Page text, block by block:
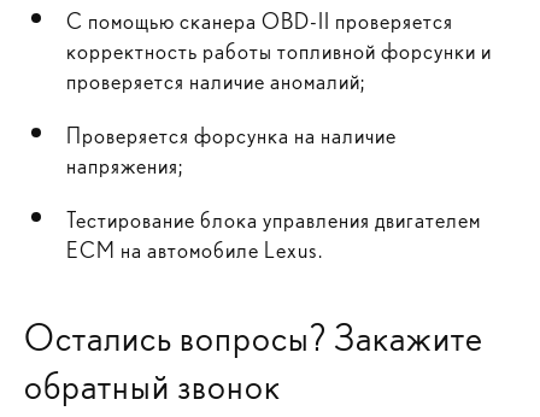
С помощью сканера OBD-II проверяется
корректность работы топливной форсунки и
проверяется наличие аномалий;
Проверяется форсунка на наличие
напряжения;
Тестирование блока управления двигателем
ECM на автомобиле Lexus.
Остались вопросы? Закажите
обратный звонок